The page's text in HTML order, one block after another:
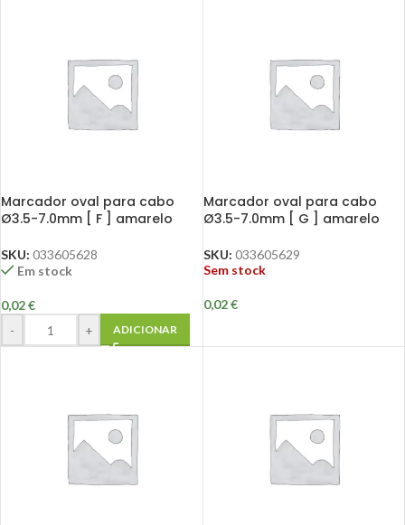
Marcador oval para cabo
Ø3.5-7.0mm [ F ] amarelo
SKU: 033605628
Em stock
0,02€
-
+ ADICIONAR
Marcador oval para cabo
Ø3.5-7.0mm [ G ] amarelo
SKU: 033605629
Sem stock
0,02€